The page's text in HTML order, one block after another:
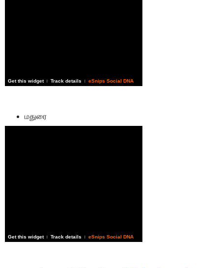
Get this widget | Track details | eSnips Social DNA
மதுரை
Get this widget Track details eSnips Social DNA